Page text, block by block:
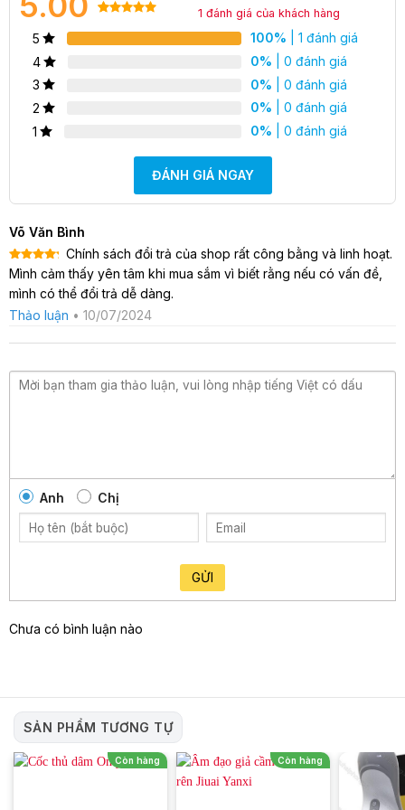
Cốc âm đạo giả là gì?
Cốc âm đạo giả là một loại
đồ chơi tình dục dành cho nam giới
có thiết kế giống như một cái cốc có kích thước nhỏ gọn và dễ
dàng cầm nắm. Sản phẩm này được thiết kế để giúp nam giới
khi tự sướng.
Cốc âm đạo giả có một lỗ hổng ở phía trên, giống như âm đạo
của phụ nữ, và bên trong là một lớp silicon mềm mịn giúp tăng
cường cảm giác chạm vào. Ngoài ra, sản phẩm còn được tích
Tác dụng của cốc âm đạo giả Magical Kiss trong đời
cường cảm giác thăng hoa khi tự sướng. Sản phẩm này cũng
có thể được sử dụng như một công cụ để huấn luyện và kiểm
soát quá trình xuất tinh của nam giới.
đạo giả Magic Kiss còn giúp chủ động bảo vệ sự riêng tư và
tạo ra một không gian cá nhân thỏa mãn nhu cầu tình dục của
5.00trên 5
1
1 đánh giá của khách hàng
5 100% | 1 đánh giá
4
0% | 0 đánh giá
3
0% | 0 đánh giá
2
0% | 0 đánh giá
1
0% | 0 đánh giá
ĐÁNH GIÁ NGAY
Võ Văn Bình
Được xếp
hạng5 5
sao
Chính sách đổi trả của shop rất công bằng và linh hoạt.
Mình cảm thấy yên tâm khi mua sắm vì biết rằng nếu có vấn đề,
mình có thể đổi trả dễ dàng.
Thảo luận • 10/07/2024
Anh Chị
GỬI
Chưa có bình luận nào
SẢN PHẨM TƯƠNG TỰ
Còn hàng Còn hàng